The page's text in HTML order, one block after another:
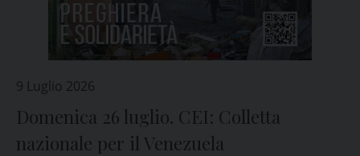
9 Luglio 2026
Domenica 26 luglio. CEI: Colletta
nazionale per il Venezuela